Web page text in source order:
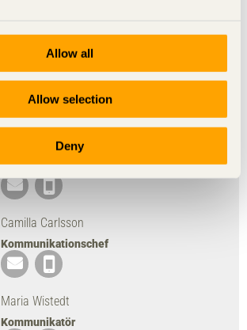
Allow all
Allow selection
Deny
Johan Fröbel
Chef teknik och distribution
Camilla Carlsson
Kommunikationschef
Maria Wistedt
Kommunikatör